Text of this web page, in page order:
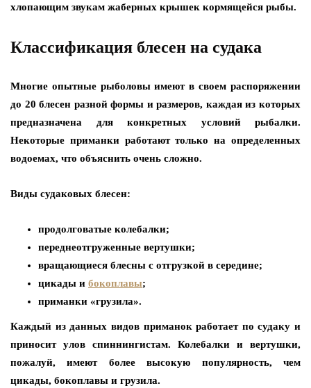
хлопающим звукам жаберных крышек кормящейся рыбы.
Классификация блесен на судака
Многие опытные рыболовы имеют в своем распоряжении
до 20 блесен разной формы и размеров, каждая из которых
предназначена для конкретных условий рыбалки.
Некоторые приманки работают только на определенных
водоемах, что объяснить очень сложно.
Виды судаковых блесен:
продолговатые колебалки;
переднеотгруженные вертушки;
вращающиеся блесны с отгрузкой в середине;
цикады и бокоплавы;
приманки «грузила».
Каждый из данных видов приманок работает по судаку и
приносит улов спиннингистам. Колебалки и вертушки,
пожалуй, имеют более высокую популярность, чем
цикады, бокоплавы и грузила.